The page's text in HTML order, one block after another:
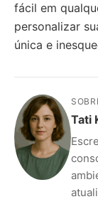
fácil em
personalizar
única e
Tati